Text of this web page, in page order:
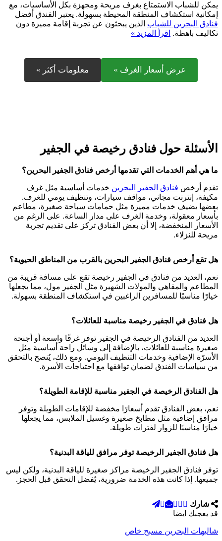
يمكن للشباب الاستمتاع بغرف مريحة ومجهزة بكل الأساسيات، مع
إمكانية استكشاف المنطقة المحيطة بسهولة. يعتبر الفندق أفضل
فنادق البحرين للشباب الذين يبحثون عن تجربة إقامة مميزة دون
تكاليف باهظة. اقرأ المزيد »
عرض أسعار الغرف » معلومات أكثر »
الأسئلة حول فنادق رخيصة في الجفير
ما هي أهم الخدمات التي تقدمها أرخص فنادق الجفير البحرين؟
تقدم أرخص فنادق الجفير البحرين خدمات أساسية مثل غرف
مكيفة، إنترنت مجاني، مواقف سيارات، وتنظيف يومي للغرف.
بعضها يضيف خدمات مميزة مثل حمامات سباحة صغيرة، مطاعم
بأسعار معقولة، وخدمة الغرف على مدار الساعة. على الرغم من
الأسعار المنخفضة، إلا أن بعض الفنادق تركز على تقديم تجربة
مريحة للنزلاء.
هل تقع أرخص فنادق الجفير البحرين بالقرب من المناطق الحيوية؟
نعم، العديد من فنادق في الجفير رخيصة تقع على مسافة قريبة من
المطاعم والمقاهي والمولات الشهيرة مثل الجفير مول، مما يجعلها
خيارًا مناسبًا للمسافرين الراغبين في استكشاف المنطقة بسهولة.
هل فنادق في الجفير رخيصة مناسبة للعائلات؟
العديد من الفنادق الرخيصة في الجفير توفر غرفًا واسعة أو أجنحة
صغيرة مناسبة للعائلات، بالإضافة إلى وسائل راحة أساسية مثل
الأسرّة الإضافية وخدمات التنظيف اليومي. ومع ذلك، يُنصح بالتحقق
من سياسات الفندق لضمان توافقها مع احتياجات الأسرة.
هل الفنادق الرخيصة في الجفير مناسبة للإقامة الطويلة؟
نعم، بعض الفنادق تقدم أسعارًا مخفضة للإقامات الطويلة وتوفر
مرافق إضافية مثل مطابخ صغيرة وغسيل الملابس، مما يجعلها
خيارًا مناسبًا للزوار لفترات طويلة.
هل فنادق الجفير الرخيصة توفر مرافق للياقة البدنية؟
توفر فنادق الجفير الرخيصة مراكز صغيرة للياقة البدنية، ولكن ليس
جميعها. إذا كانت هذه الخدمة ضرورية، يُفضل التحقق قبل الحجز.
شارك
قد يعجبك ايضا
شاليهات البحرين مسبح خاص